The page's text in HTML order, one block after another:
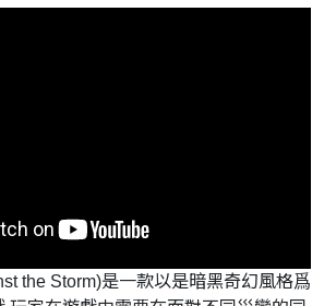
the Storm)是一款以是暗黑奇幻風格爲